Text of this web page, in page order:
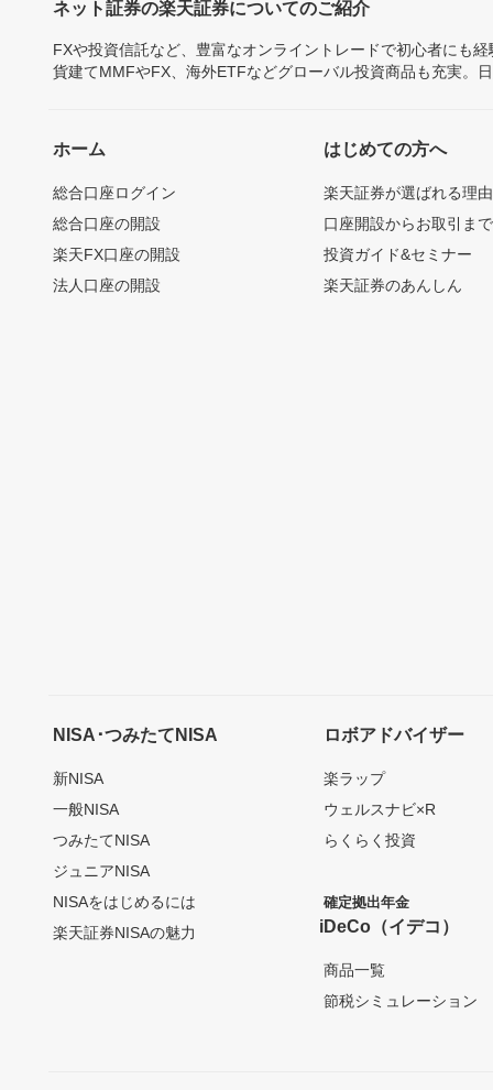
ネット証券の楽天証券についてのご紹介
FXや投資信託など、豊富なオンライントレードで初心者にも
貨建てMMFやFX、海外ETFなどグローバル投資商品も充実。
ホーム
総合口座ログイン
総合口座の開設
楽天FX口座の開設
法人口座の開設
はじめての方へ
楽天証券が選ばれる理由
口座開設からお取引ま
投資ガイド&セミナー
楽天証券のあんしん
NISA･つみたてNISA
新NISA
一般NISA
つみたてNISA
ジュニアNISA
NISAをはじめるには
楽天証券NISAの魅力
ロボアドバイザー
楽ラップ
ウェルスナビ×R
らくらく投資
確定拠出年金
iDeCo（イデコ）
商品一覧
節税シミュレーション